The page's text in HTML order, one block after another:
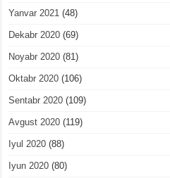
Yanvar 2021 (48)
Dekabr 2020 (69)
Noyabr 2020 (81)
Oktabr 2020 (106)
Sentabr 2020 (109)
Avgust 2020 (119)
Iyul 2020 (88)
Iyun 2020 (80)